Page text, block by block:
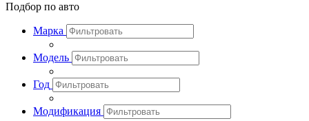
Подбор по авто
Марка
Модель
Год
Модификация